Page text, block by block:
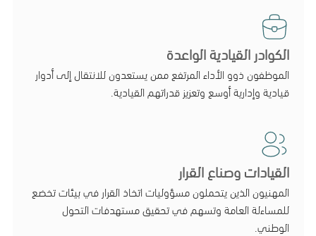
الكوادر القيادية الواعدة
الموظفون ذوو الأداء المرتفع ممن يستعدون للانتقال إلى أدوار
قيادية وإدارية أوسع وتعزيز قدراتهم القيادية.
القيادات وصناع القرار
المهنيون الذين يتحملون مسؤوليات اتخاذ القرار في بيئات تخضع
للمساءلة العامة وتسهم في تحقيق مستهدفات التحول
الوطني.